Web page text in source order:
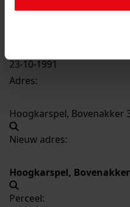
Beschrijving:
23-10-1991
Adres:
Hoogkarspel, Bovenakker
Nieuw adres:
Hoogkarspel,
Perceel: